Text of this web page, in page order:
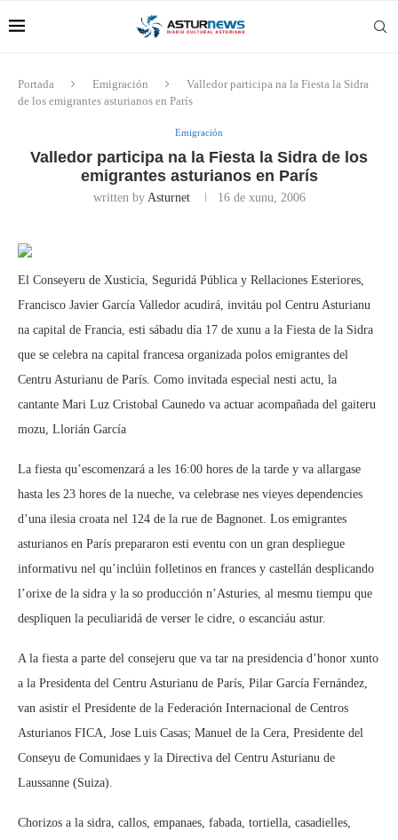
Portada Emigración
Valledor participa na la Fiesta la Sidra
de los emigrantes asturianos en París
Emigración
Valledor participa na la Fiesta la Sidra de los
emigrantes asturianos en París
written by Asturnet 16 de xunu, 2006
El Conseyeru de Xusticia, Seguridá Pública y Rellaciones Esteriores,
Francisco Javier García Valledor acudirá, invitáu pol Centru Asturianu
na capital de Francia, esti sábadu día 17 de xunu a la Fiesta de la Sidra
que se celebra na capital francesa organizada polos emigrantes del
Centru Asturianu de París. Como invitada especial nesti actu, la
cantante Mari Luz Cristobal Caunedo va actuar acompañada del gaiteru
mozu, Llorián García
La fiesta qu’escomenzará a les 16:00 hores de la tarde y va allargase
hasta les 23 hores de la nueche, va celebrase nes vieyes dependencies
d’una ilesia croata nel 124 de la rue de Bagnonet. Los emigrantes
asturianos en París prepararon esti eventu con un gran despliegue
informativu nel qu’inclúin folletinos en frances y castellán desplicando
l’orixe de la sidra y la so producción n’Asturies, al mesmu tiempu que
despliquen la peculiaridá de verser le cidre, o escanciáu astur.
A la fiesta a parte del consejeru que va tar na presidencia d’honor xunto
a la Presidenta del Centru Asturianu de París, Pilar García Fernández,
van asistir el Presidente de la Federación Internacional de Centros
Asturianos FICA, Jose Luis Casas; Manuel de la Cera, Presidente del
Conseyu de Comunidaes y la Directiva del Centru Asturianu de
Laussanne (Suiza).
Chorizos a la sidra, callos, empanaes, fabada, tortiella, casadielles,